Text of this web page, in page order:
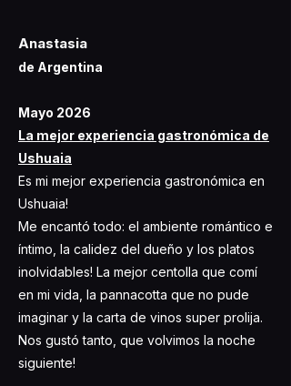
Anastasia
de Argentina
Mayo 2026
La mejor experiencia gastronómica de
Ushuaia
Es mi mejor experiencia gastronómica en
Ushuaia!
Me encantó todo: el ambiente romántico e
íntimo, la calidez del dueño y los platos
inolvidables! La mejor centolla que comí
en mi vida, la pannacotta que no pude
imaginar y la carta de vinos super prolija.
Nos gustó tanto, que volvimos la noche
siguiente!